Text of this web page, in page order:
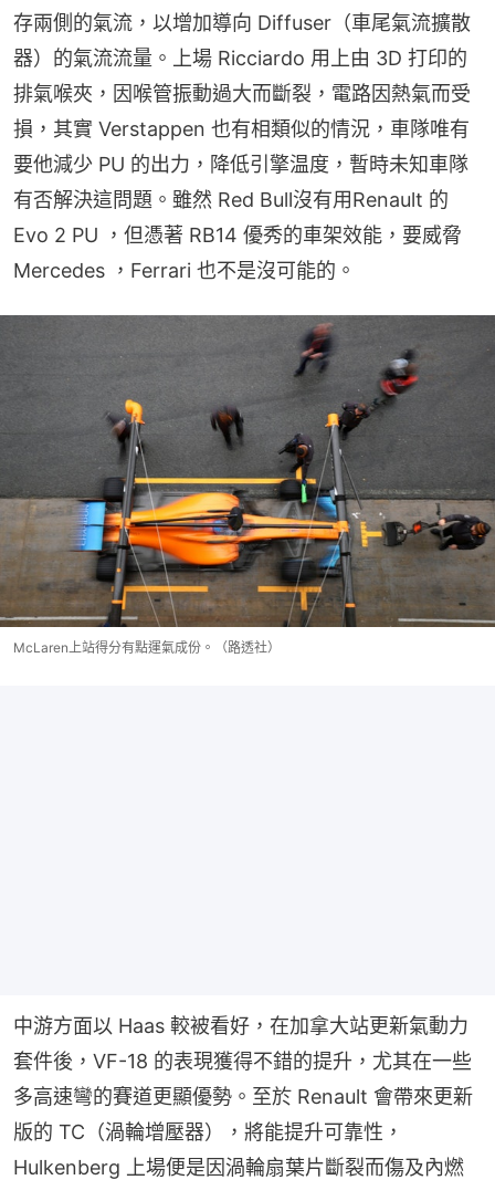
存兩側的氣流，以增加導向 Diffuser（車尾氣流擴散
器）的氣流流量。上場 Ricciardo 用上由 3D 打印的
排氣喉夾，因喉管振動過大而斷裂，電路因熱氣而受
損，其實 Verstappen 也有相類似的情況，車隊唯有
要他減少 PU 的出力，降低引擎温度，暫時未知車隊
有否解決這問題。雖然 Red Bull沒有用Renault 的
Evo 2 PU ，但憑著 RB14 優秀的車架效能，要威脅
Mercedes ，Ferrari 也不是沒可能的。
McLaren上站得分有點運氣成份。（路透社）
中游方面以 Haas 較被看好，在加拿大站更新氣動力
套件後，VF-18 的表現獲得不錯的提升，尤其在一些
多高速彎的賽道更顯優勢。至於 Renault 會帶來更新
版的 TC（渦輪增壓器），將能提升可靠性，
Hulkenberg 上場便是因渦輪扇葉片斷裂而傷及內燃